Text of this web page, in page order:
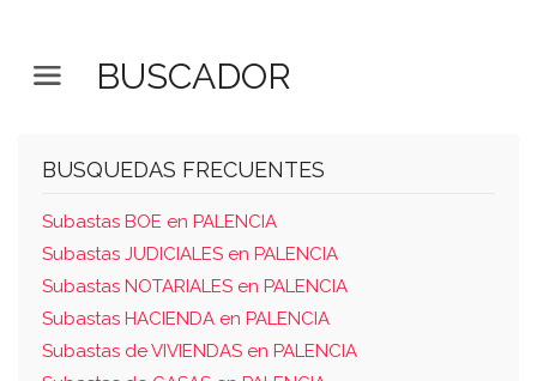
BUSCADOR
BUSQUEDAS FRECUENTES
Subastas BOE en PALENCIA
Subastas JUDICIALES en PALENCIA
Subastas NOTARIALES en PALENCIA
Subastas HACIENDA en PALENCIA
Subastas de VIVIENDAS en PALENCIA